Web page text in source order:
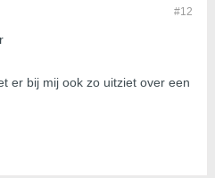
#12
er bij mij ook zo uitziet over een